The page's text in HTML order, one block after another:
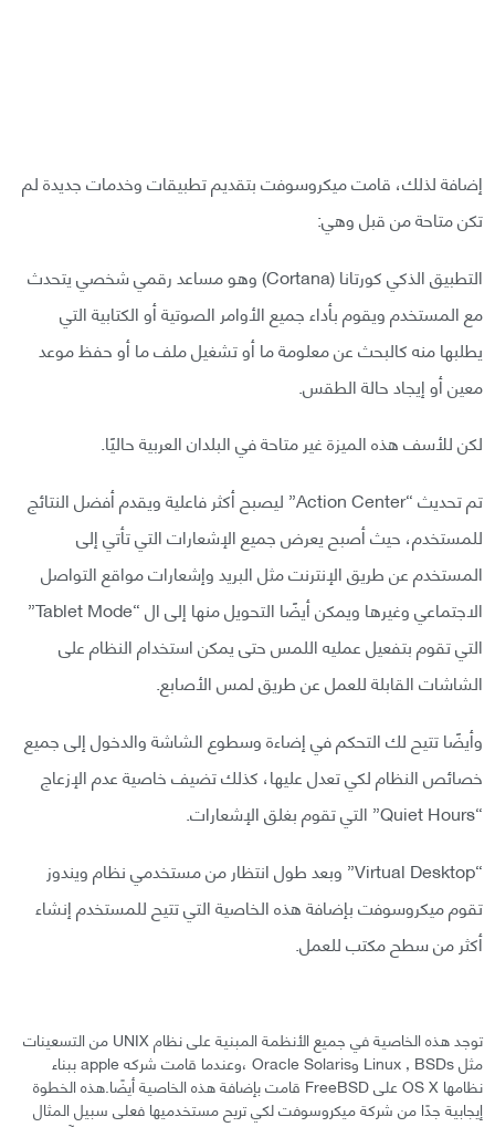
إضافة لذلك، قامت ميكروسوفت بتقديم تطبيقات وخدمات جديدة لم
تكن متاحة من قبل وهي:
التطبيق الذكي كورتانا (Cortana) وهو مساعد رقمي شخصي يتحدث
مع المستخدم ويقوم بأداء جميع الأوامر الصوتية أو الكتابية التي
يطلبها منه كالبحث عن معلومة ما أو تشغيل ملف ما أو حفظ موعد
معين أو إيجاد حالة الطقس.
لكن للأسف هذه الميزة غير متاحة في البلدان العربية حاليًا.
تم تحديث “Action Center” ليصبح أكثر فاعلية ويقدم أفضل النتائج
للمستخدم، حيث أصبح يعرض جميع الإشعارات التي تأتي إلى
المستخدم عن طريق الإنترنت مثل البريد وإشعارات مواقع التواصل
الاجتماعي وغيرها ويمكن أيضًا التحويل منها إلى ال “Tablet Mode”
التي تقوم بتفعيل عمليه اللمس حتى يمكن استخدام النظام على
الشاشات القابلة للعمل عن طريق لمس الأصابع.
وأيضًا تتيح لك التحكم في إضاءة وسطوع الشاشة والدخول إلى جميع
خصائص النظام لكي تعدل عليها، كذلك تضيف خاصية عدم الإزعاج
“Quiet Hours” التي تقوم بغلق الإشعارات.
“Virtual Desktop” وبعد طول انتظار من مستخدمي نظام ويندوز
تقوم ميكروسوفت بإضافة هذه الخاصية التي تتيح للمستخدم إنشاء
أكثر من سطح مكتب للعمل.
توجد هذه الخاصية في جميع الأنظمة المبنية على نظام UNIX من التسعينات
مثل Linux , BSDs وOracle Solaris ،وعندما قامت شركه apple ببناء
نظامها OS X على FreeBSD قامت بإضافة هذه الخاصية أيضًا.هذه الخطوة
إيجابية جدًا من شركة ميكروسوفت لكي تريح مستخدميها فعلى سبيل المثال